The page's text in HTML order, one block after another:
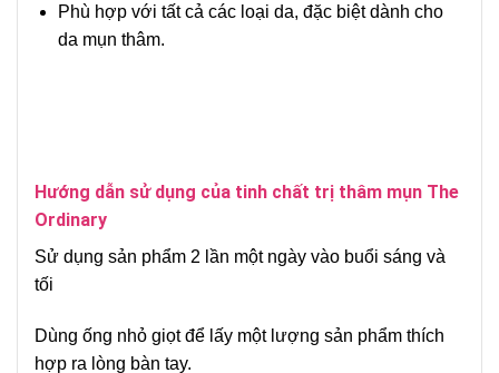
Phù hợp với tất cả các loại da, đặc biệt dành cho
da mụn thâm.
Hướng dẫn sử dụng của tinh chất trị thâm mụn The
Ordinary
Sử dụng sản phẩm 2 lần một ngày vào buổi sáng và
tối
Dùng ống nhỏ giọt để lấy một lượng sản phẩm thích
hợp ra lòng bàn tay.